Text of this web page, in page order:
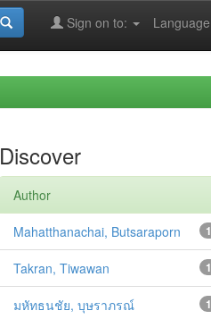
Language
Sign on to:
Discover
Author
1
Mahatthanachai, Butsaraporn
1
Takran, Tiwawan
1
มหัทธนชัย, บุษราภรณ์